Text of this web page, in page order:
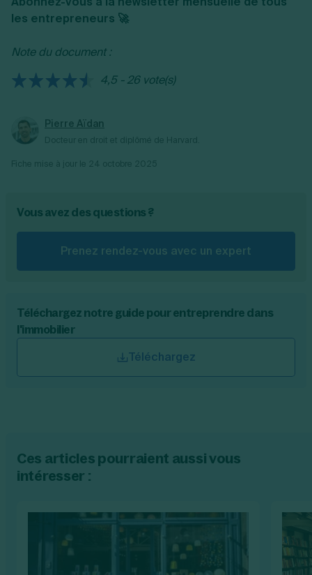
exemple, le bail peut prévoir l’agrément du
tous les cas, le locataire devra informer le
cession.
professionnel. Si vous souhaitez vous lancer
les entrepreneurs 🚀
Note du document :
4,5 - 26 vote(s)
Pierre Aïdan
Vous avez des questions ?
Prenez rendez-vous avec un expert
Téléchargez notre guide pour entreprendre dans
l'immobilier
Téléchargez
Ces articles pourraient aussi vous
intéresser :